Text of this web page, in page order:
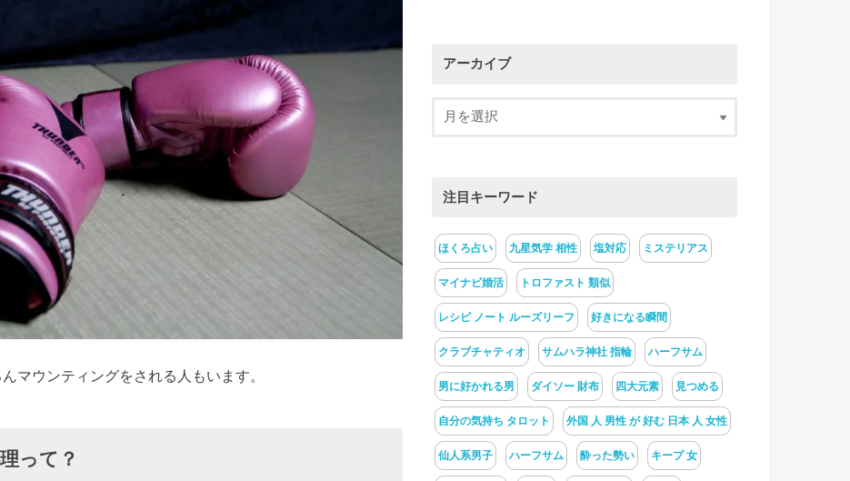
マウンティングをされる人もいます。
って？
アーカイブ
注目キーワード
ほくろ占い 九星気学 相性 塩対応 ミステリアス
マイナビ婚活 トロファスト 類似
レシピ ノート ルーズリーフ 好きになる瞬間
クラブチャティオ サムハラ神社 指輪 ハーフサム
男に好かれる男 ダイソー 財布 四大元素 見つめる
自分の気持ち タロット 外国 人 男性 が 好む 日本 人 女性
仙人系男子 ハーフサム 酔った勢い キープ 女